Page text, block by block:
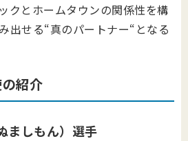
クとホームタウンの関係性を構
出せる“真のパートナー“となる
紹介
ましもん）選手